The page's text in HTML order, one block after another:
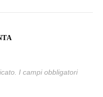
I campi obbligatori